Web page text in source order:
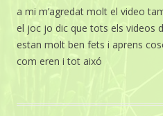
a mi m’agredat molt el video
el joc jo dic que tots els videos
estan molt ben fets i aprens
com eren i tot aixó